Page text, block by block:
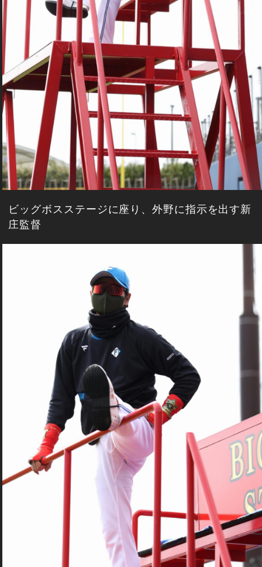
ビッグボスステージに座り、外野に指示を出す新
庄監督